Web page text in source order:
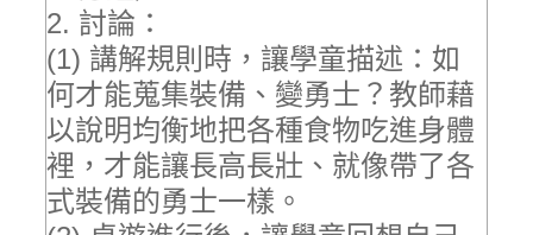
2. 討論：
(1) 講解規則時，讓學童描述：如
何才能蒐集裝備、變勇士？教師藉
以說明均衡地把各種食物吃進身體
裡，才能讓長高長壯、就像帶了各
式裝備的勇士一樣。